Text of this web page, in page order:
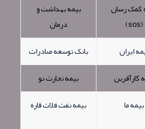
کمک رسان
(sos)
بیمه بهداشت و
درمان
ایران
بانک توسعه صادرات
کارآفرین
بیمه تجارت نو
بیمه ما بیمه نفت فلات قاره